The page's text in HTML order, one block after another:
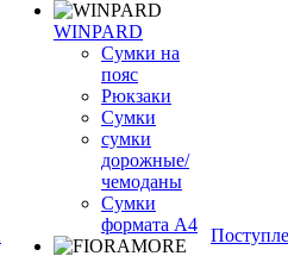
WINPARD
Сумки на
пояс
Рюкзаки
Сумки
сумки
дорожные/
чемоданы
Сумки
формата А4